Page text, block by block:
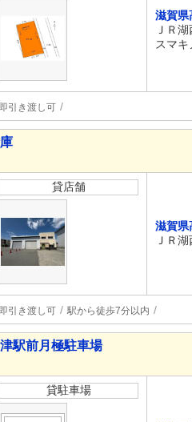
滋賀県
ＪＲ
スマ
即引き渡し可
貸店舗
滋賀県
ＪＲ
即引き渡し可 駅から徒歩7分以内
駅前月極駐車場
貸駐車場